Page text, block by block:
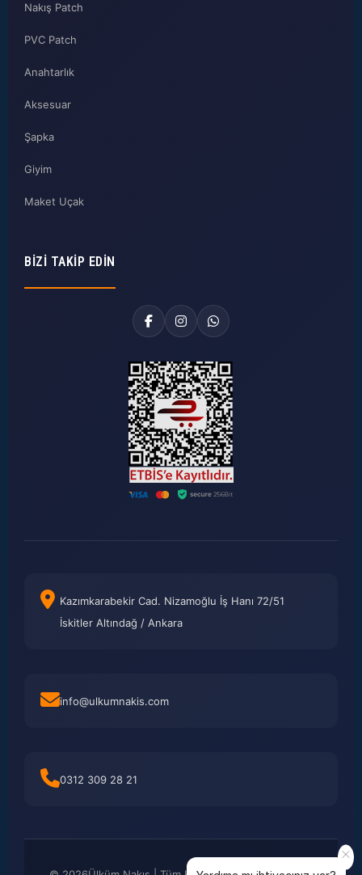
Nakış Patch
PVC Patch
Anahtarlık
Aksesuar
Şapka
Giyim
Maket Uçak
BIZI TAKIP EDIN
Kazımkarabekir Cad. Nizamoğlu İş Hanı 72/51
İskitler Altındağ / Ankara
info@ulkumnakis.com
0312 309 28 21